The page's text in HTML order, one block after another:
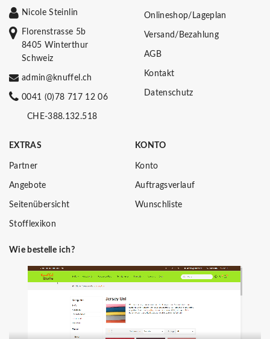
Nicole Steinlin
Florenstrasse 5b
8405 Winterthur
Schweiz
admin@knuffel.ch
0041 (0)78 717 12 06
CHE-388.132.518
Onlineshop/Lageplan
Versand/Bezahlung
AGB
Kontakt
Datenschutz
EXTRAS
Partner
Angebote
Seitenübersicht
Stofflexikon
KONTO
Konto
Auftragsverlauf
Wunschliste
Wie bestelle ich?